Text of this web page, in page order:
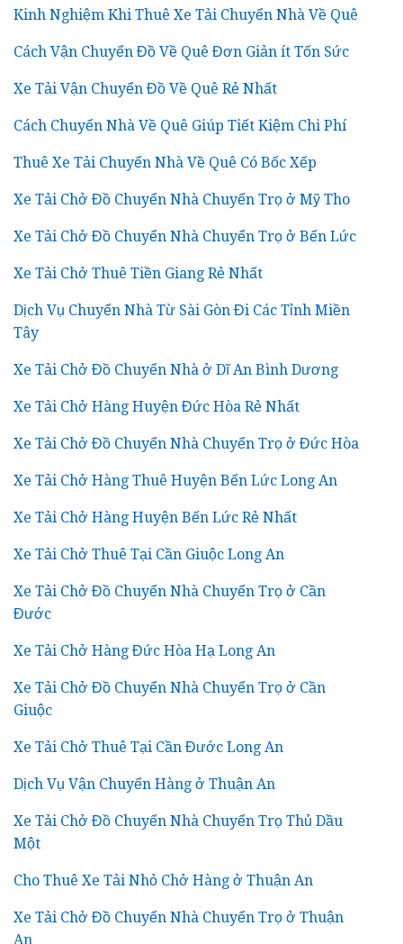
Kinh Nghiệm Khi Thuê Xe Tải Chuyển Nhà Về Quê
Cách Vận Chuyển Đồ Về Quê Đơn Giản ít Tốn Sức
Xe Tải Vận Chuyển Đồ Về Quê Rẻ Nhất
Cách Chuyển Nhà Về Quê Giúp Tiết Kiệm Chi Phí
Thuê Xe Tải Chuyển Nhà Về Quê Có Bốc Xếp
Xe Tải Chở Đồ Chuyển Nhà Chuyển Trọ ở Mỹ Tho
Xe Tải Chở Đồ Chuyển Nhà Chuyển Trọ ở Bến Lức
Xe Tải Chở Thuê Tiền Giang Rẻ Nhất
Dịch Vụ Chuyển Nhà Từ Sài Gòn Đi Các Tỉnh Miền
Tây
Xe Tải Chở Đồ Chuyển Nhà ở Dĩ An Bình Dương
Xe Tải Chở Hàng Huyện Đức Hòa Rẻ Nhất
Xe Tải Chở Đồ Chuyển Nhà Chuyển Trọ ở Đức Hòa
Xe Tải Chở Hàng Thuê Huyện Bến Lức Long An
Xe Tải Chở Hàng Huyện Bến Lức Rẻ Nhất
Xe Tải Chở Thuê Tại Cần Giuộc Long An
Xe Tải Chở Đồ Chuyển Nhà Chuyển Trọ ở Cần
Đước
Xe Tải Chở Hàng Đức Hòa Hạ Long An
Xe Tải Chở Đồ Chuyển Nhà Chuyển Trọ ở Cần
Giuộc
Xe Tải Chở Thuê Tại Cần Đước Long An
Dịch Vụ Vận Chuyển Hàng ở Thuận An
Xe Tải Chở Đồ Chuyển Nhà Chuyển Trọ Thủ Dầu
Một
Cho Thuê Xe Tải Nhỏ Chở Hàng ở Thuận An
Xe Tải Chở Đồ Chuyển Nhà Chuyển Trọ ở Thuận
An